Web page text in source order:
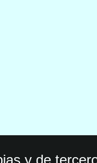
y de